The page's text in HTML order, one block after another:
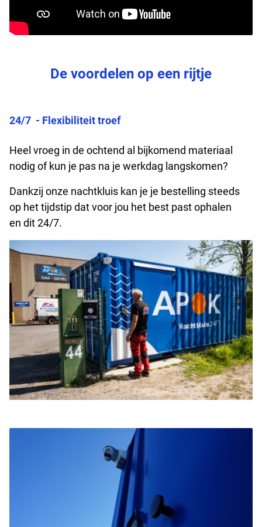
De voordelen op een rijtje
24/7 - Flexibiliteit troef
Heel vroeg in de ochtend al bijkomend materiaal
nodig of kun je pas na je werkdag langskomen?
Dankzij onze nachtkl uis kan je je bestelling steeds
op het tijdstip dat voor jou het best past ophalen
en dit24/7.